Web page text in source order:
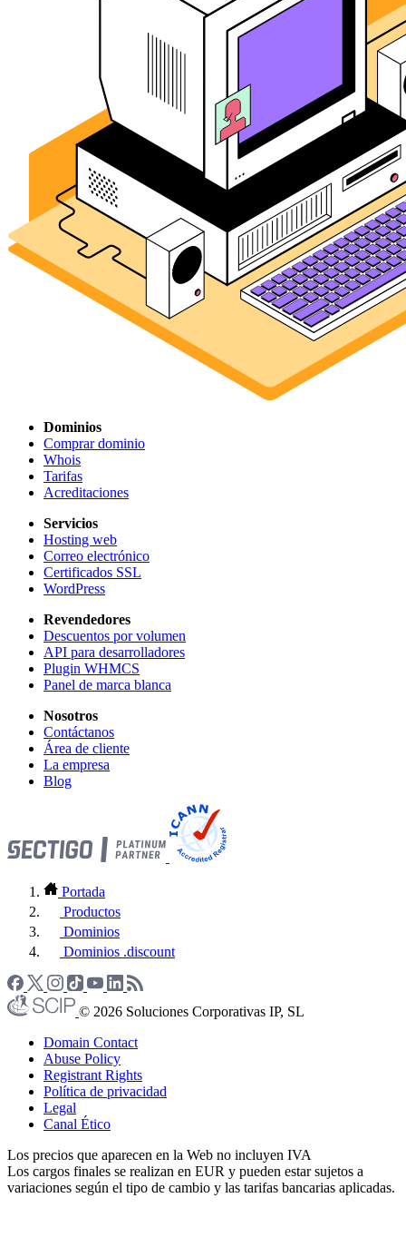
Dominios
Comprar dominio
Whois
Tarifas
Acreditaciones
Servicios
Hosting web
Correo electrónico
Certificados SSL
WordPress
Revendedores
Descuentos por volumen
API para desarrolladores
Plugin WHMCS
Panel de marca blanca
Nosotros
Contáctanos
Área de cliente
La empresa
Blog
Portada
Productos
Dominios
Dominios .discount
© 2026 Soluciones Corporativas IP, SL
Domain Contact
Abuse Policy
Registrant Rights
Política de privacidad
Legal
Canal Ético
Los precios que aparecen en la Web no incluyen IVA
Los cargos finales se realizan en EUR y pueden estar sujetos a
variaciones según el tipo de cambio y las tarifas bancarias aplicadas.